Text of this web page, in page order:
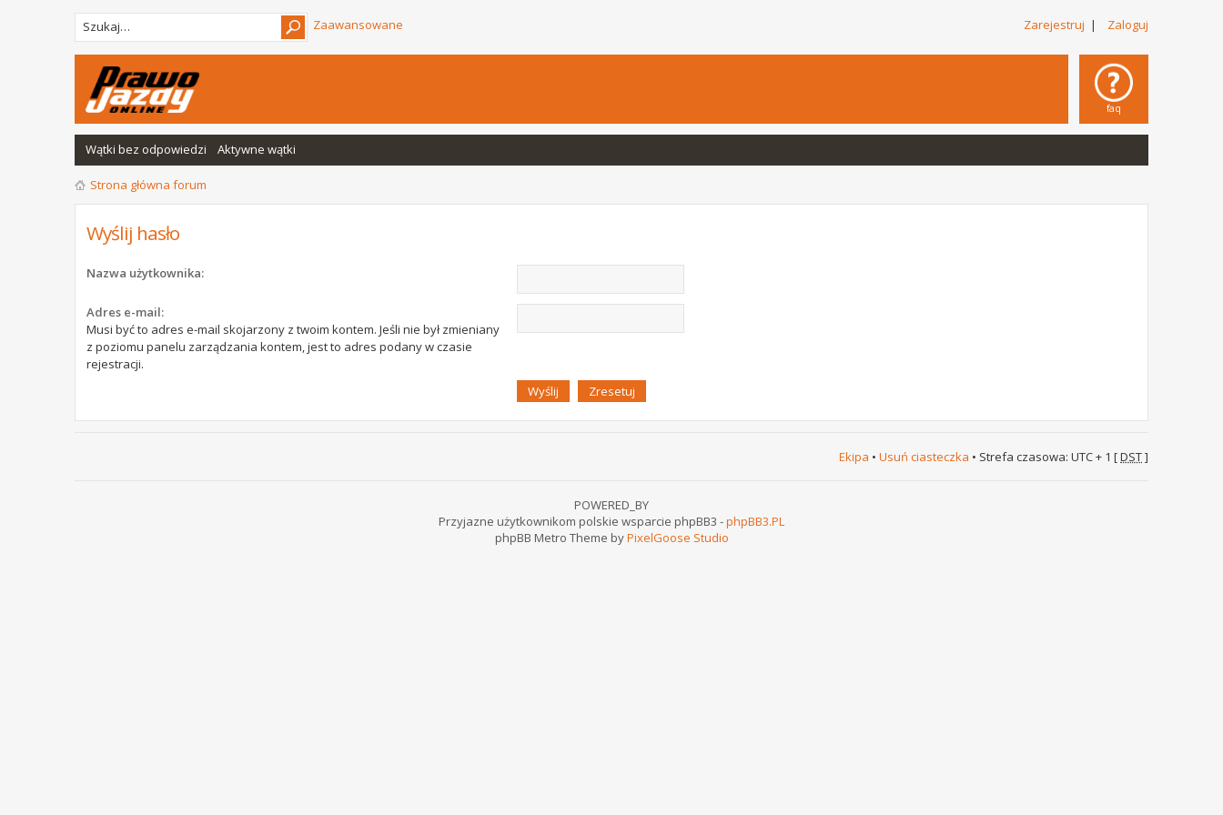
Zarejestruj | Zaloguj
Zaawansowane
faq
Wątki bez odpowiedzi Aktywne wątki
Strona główna forum
Wyślij hasło
Nazwa użytkownika:
Adres e-mail:
Musi być to adres e-mail skojarzony z twoim kontem. Jeśli nie był zmieniany
z poziomu panelu zarządzania kontem, jest to adres podany w czasie
rejestracji.
Ekipa • Usuń ciasteczka • Strefa czasowa: UTC + 1 [DST]
POWERED_BY
Przyjazne użytkownikom polskie wsparcie phpBB3 -phpBB3.PL
phpBB Metro Theme byPixelGoose Studio